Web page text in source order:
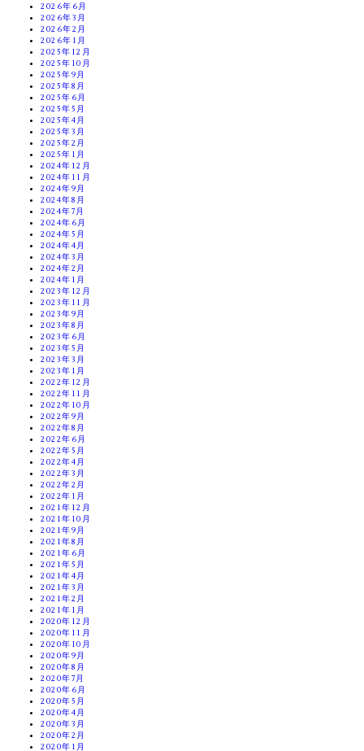
2026年6月
2026年3月
2026年2月
2026年1月
2025年12月
2025年10月
2025年9月
2025年8月
2025年6月
2025年5月
2025年4月
2025年3月
2025年2月
2025年1月
2024年12月
2024年11月
2024年9月
2024年8月
2024年7月
2024年6月
2024年5月
2024年4月
2024年3月
2024年2月
2024年1月
2023年12月
2023年11月
2023年9月
2023年8月
2023年6月
2023年5月
2023年3月
2023年1月
2022年12月
2022年11月
2022年10月
2022年9月
2022年8月
2022年6月
2022年5月
2022年4月
2022年3月
2022年2月
2022年1月
2021年12月
2021年10月
2021年9月
2021年8月
2021年6月
2021年5月
2021年4月
2021年3月
2021年2月
2021年1月
2020年12月
2020年11月
2020年10月
2020年9月
2020年8月
2020年7月
2020年6月
2020年5月
2020年4月
2020年3月
2020年2月
2020年1月